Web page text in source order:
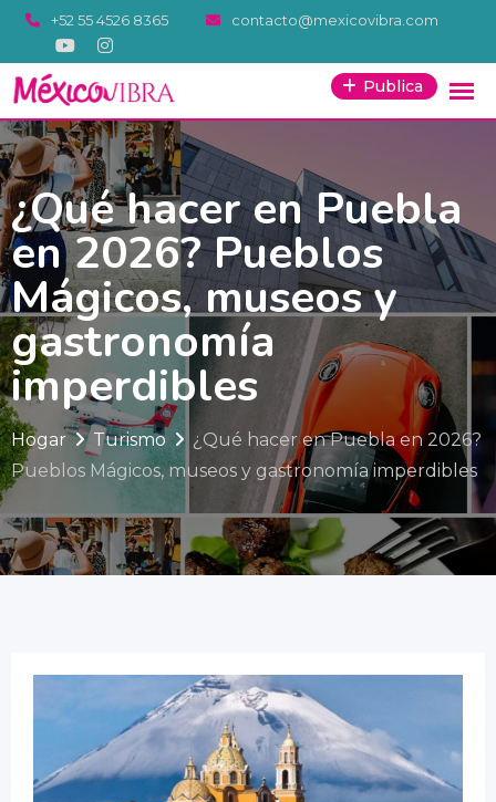
Saltar
contenido
+52 55 4526 8365 contacto@mexicovibra.com
Publica
¿Qué hacer en Puebla
en 2026? Pueblos
Mágicos, museos y
gastronomía
imperdibles
Hogar Turismo
¿Qué hacer en Puebla en 2026?
Pueblos Mágicos, museos y gastronomía imperdibles